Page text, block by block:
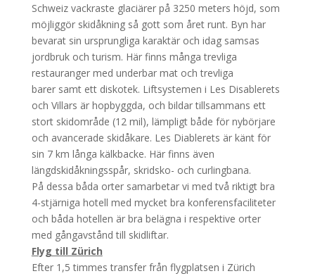
Schweiz vackraste glaciärer på 3250 meters höjd, som
möjliggör skidåkning så gott som året runt. Byn har
bevarat sin ursprungliga karaktär och idag samsas
jordbruk och turism. Här finns många trevliga
restauranger med underbar mat och trevliga
barer samt ett diskotek. Liftsystemen i Les Disablerets
och Villars är hopbyggda, och bildar tillsammans ett
stort skidområde (12 mil), lämpligt både för nybörjare
och avancerade skidåkare. Les Diablerets är känt för
sin 7 km långa kälkbacke. Här finns även
längdskidåkningsspår, skridsko- och curlingbana.
På dessa båda orter samarbetar vi med två riktigt bra
4-stjärniga hotell med mycket bra konferensfaciliteter
och båda hotellen är bra belägna i respektive orter
med gångavstånd till skidliftar.
Flyg till Zürich
Efter 1,5 timmes transfer från flygplatsen i Zürich